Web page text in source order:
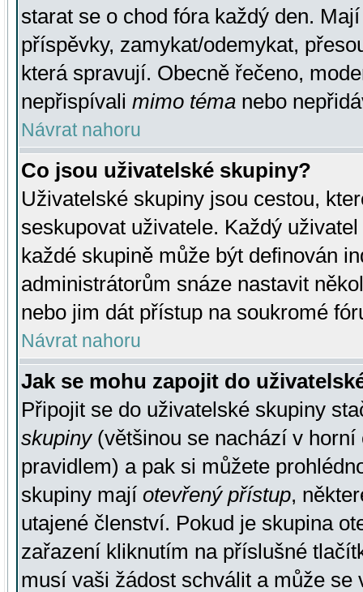
starat se o chod fóra každý den.
příspěvky, zamykat/odemykat,
která spravují. Obecně řečeno,
nepřispívali mimo téma nebo
Návrat nahoru
Co jsou uživatelské skupiny?
Uživatelské skupiny jsou cestou,
seskupovat uživatele. Každý
každé skupině může být definován
administrátorům snáze nastavit
nebo jim dát přístup na soukromé
Návrat nahoru
Jak se mohu zapojit do
Připojit se do uživatelské skupiny
skupiny(většinou se nachází v horní
pravidlem) a pak si můžete
skupiny mají otevřený přístup,
utajené členství. Pokud je skupina
zařazení kliknutím na příslušné
musí vaši žádost schválit a může se